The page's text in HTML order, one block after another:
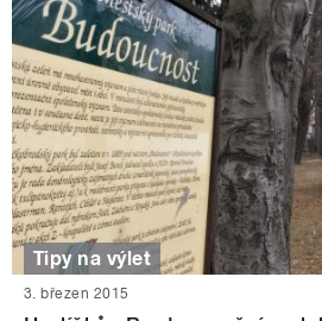
Tipy na výlet
3. březen 2015